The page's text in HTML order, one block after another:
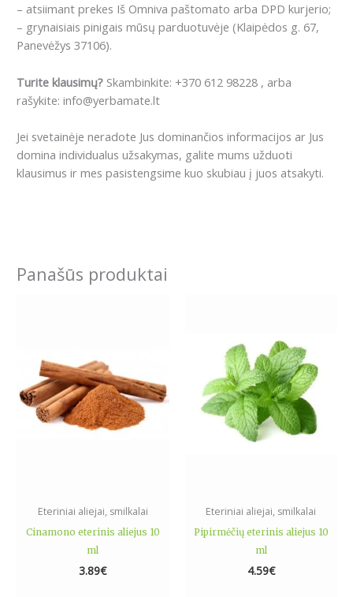
– atsiimant prekes Iš Omniva paštomato arba DPD kurjerio;
– grynaisiais pinigais mūsų parduotuvėje (Klaipėdos g. 67,
Panevėžys 37106).
Turite klausimų? Skambinkite: +370 612 98228 , arba
rašykite: info@yerbamate.lt
Jei svetainėje neradote Jus dominančios informacijos ar Jus
domina individualus užsakymas, galite mums užduoti
klausimus ir mes pasistengsime kuo skubiau į juos atsakyti.
Panašūs produktai
Eteriniai aliejai, smilkalai
Cinamono eterinis aliejus 10
ml
3.89€
Eteriniai aliejai, smilkalai
Pipirmėčių eterinis aliejus 10
ml
4.59€